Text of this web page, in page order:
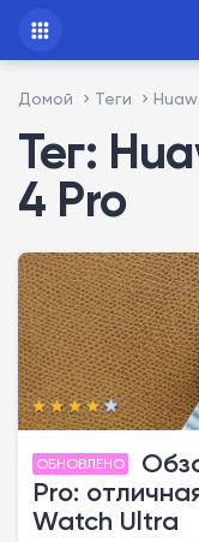
Домой Теги
Тег:
4 Pro
ОБНОВЛЕНО
Pro:
Watch Ultra